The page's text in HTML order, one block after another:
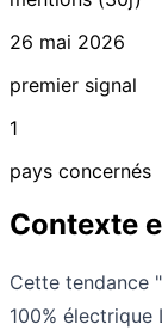
26 mai 2026
premier signal
1
pays concernés
Contexte
Cette tendance
100%